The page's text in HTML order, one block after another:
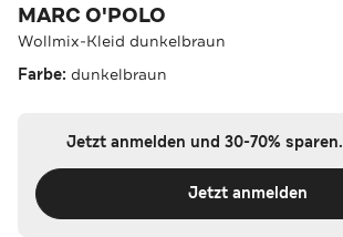
MARC O'POLO
Wollmix-Kleid dunkelbraun
Farbe: dunkelbraun
Jetzt anmelden und 30-70% sparen.
Jetzt anmelden